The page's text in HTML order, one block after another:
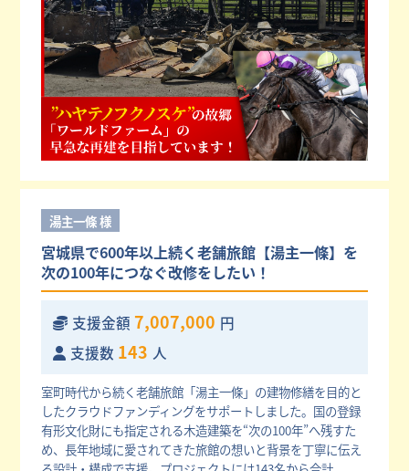
湯主一條 様
宮城県で600年以上続く老舗旅館【湯主一條】を
次の100年につなぐ改修をしたい！
支援金額 7,007,000 円
支援数 143 人
室町時代から続く老舗旅館「湯主一條」の建物修繕を目的と
したクラウドファンディングをサポートしました。国の登録
有形文化財にも指定される木造建築を“次の100年”へ残すた
め、長年地域に愛されてきた旅館の想いと背景を丁寧に伝え